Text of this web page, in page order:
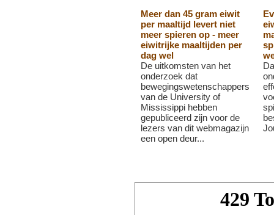
Meer dan 45 gram eiwit
per maaltijd levert niet
meer spieren op - meer
eiwitrijke maaltijden per
dag wel
De uitkomsten van het
onderzoek dat
bewegingswetenschappers
van de University of
Mississippi hebben
gepubliceerd zijn voor de
lezers van dit webmagazijn
een open deur...